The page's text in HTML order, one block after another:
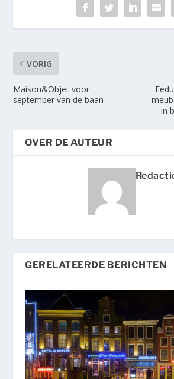
VORIG
Maison&Objet voor
september van de baan
in
OVER DE AUTEUR
GERELATEERDE BERICHTEN